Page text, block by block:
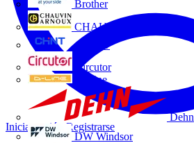
Brother
CHAUVIN ARNOUX
CHINT
Circutor
D-Line
Dehn
DW Windsor
Iniciar sesión Registrarse